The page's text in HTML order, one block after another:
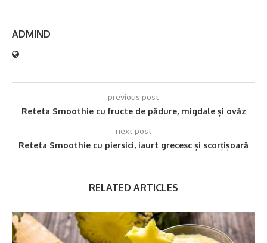
ADMIND
previous post
Reteta Smoothie cu fructe de pădure, migdale și ovăz
next post
Reteta Smoothie cu piersici, iaurt grecesc și scorțișoară
RELATED ARTICLES